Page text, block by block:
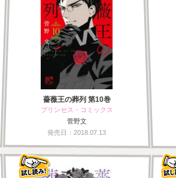
薔薇王の葬列 第10巻
プリンセス・コミックス
菅野文
発売日：2018.07.13